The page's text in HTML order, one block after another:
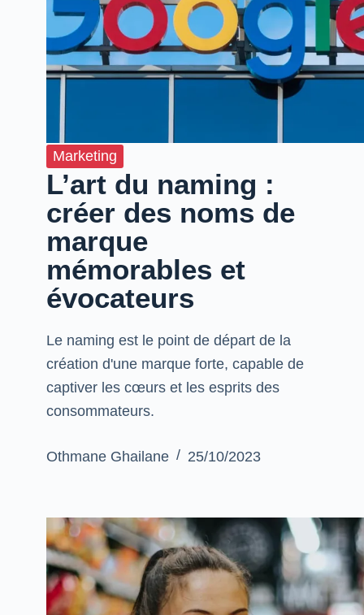
Marketing
L’art du naming :
créer des noms de
marque
mémorables et
évocateurs
Le naming est le point de départ de la
création d'une marque forte, capable de
captiver les cœurs et les esprits des
consommateurs.
Othmane Ghailane 25/10/2023